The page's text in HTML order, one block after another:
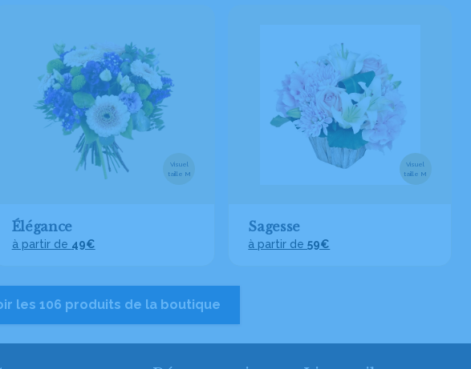
Visuel
taille M
Élégance
à partir de 49€
Visuel
taille M
Sagesse
à partir de59€
les 106 produits de la boutique